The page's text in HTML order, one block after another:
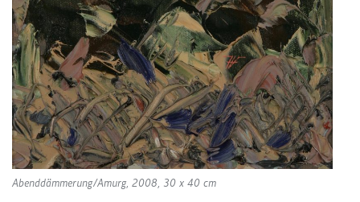
Abenddämmerung/Amurg, 2008, 30 x 40 cm